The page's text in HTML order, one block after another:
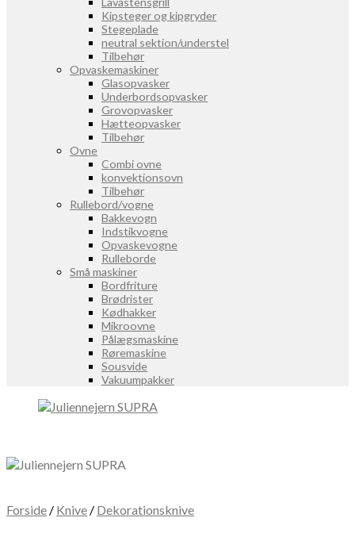
Kipsteger og kipgryder
Stegeplade
neutral sektion/understel
Tilbehør
Opvaskemaskiner
Glasopvasker
Underbordsopvasker
Grovopvasker
Hætteopvasker
Tilbehør
Ovne
Combi ovne
konvektionsovn
Tilbehør
Rullebord/vogne
Bakkevogn
Indstikvogne
Opvaskevogne
Rulleborde
Små maskiner
Bordfriture
Brødrister
Kødhakker
Mikroovne
Pålægsmaskine
Røremaskine
Sousvide
Vakuumpakker
Forside / Knive / Dekorationsknive